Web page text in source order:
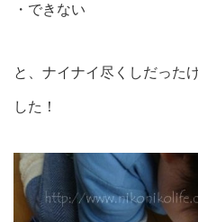
・できない
と、ナイナイ尽くしだった
した！